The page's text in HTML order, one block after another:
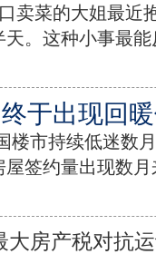
卖菜的大姐最近
。这种小事最
于出现回
楼市持续低迷数
签约量出现数
大房产税对抗